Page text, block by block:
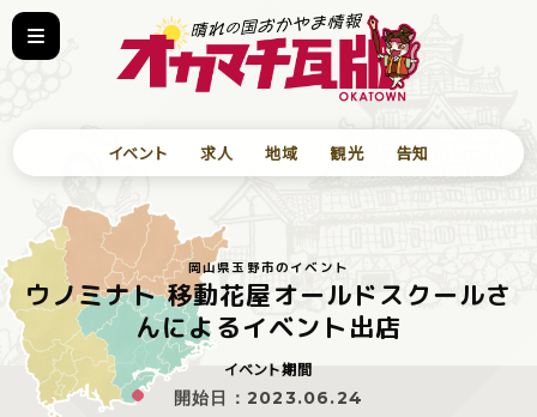
イベント 求人 地域 観光 告知
岡山県玉野市のイベント
ウノミナト 移動花屋オールドスクールさ
んによるイベント出店
イベント期間
開始日： 2023.06.24